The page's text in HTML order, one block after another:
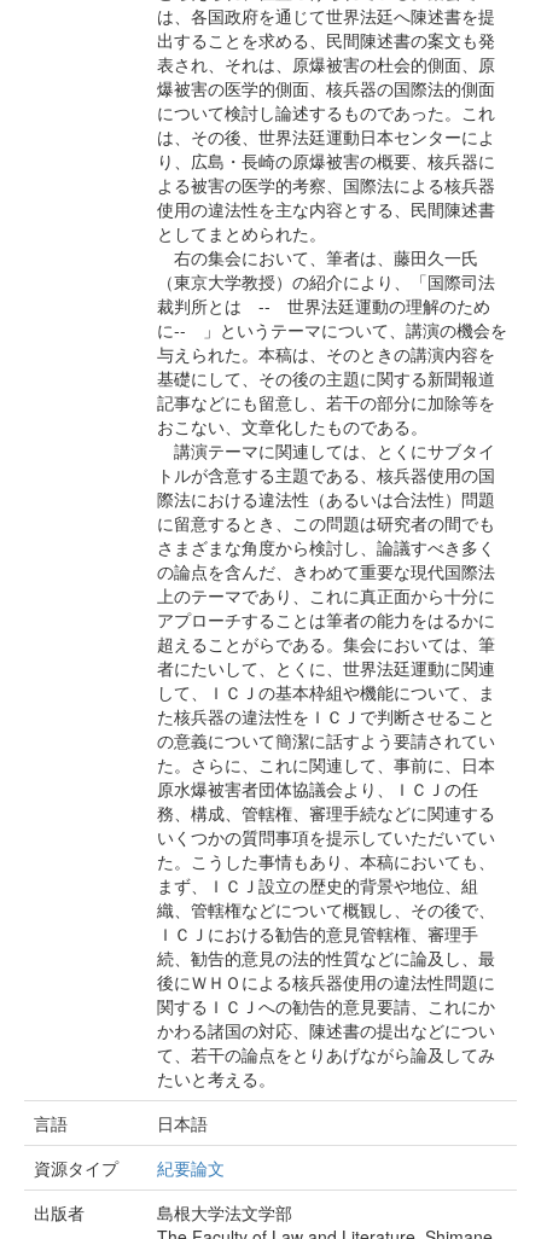
は、各国政府を通じて世界法廷へ陳述書を提
出することを求める、民間陳述書の案文も発
表され、それは、原爆被害の杜会的側面、原
爆被害の医学的側面、核兵器の国際法的側面
について検討し論述するものであった。これ
は、その後、世界法廷運動日本センターによ
り、広島・長崎の原爆被害の概要、核兵器に
よる被害の医学的考察、国際法による核兵器
使用の違法性を主な内容とする、民間陳述書
としてまとめられた。
右の集会において、筆者は、藤田久一氏
（東京大学教授）の紹介により、「国際司法
裁判所とは -- 世界法廷運動の理解のため
に-- 」というテーマについて、講演の機会を
与えられた。本稿は、そのときの講演内容を
基礎にして、その後の主題に関する新聞報道
記事などにも留意し、若干の部分に加除等を
おこない、文章化したものである。
講演テーマに関連しては、とくにサブタイ
トルが含意する主題である、核兵器使用の国
際法における違法性（あるいは合法性）問題
に留意するとき、この問題は研究者の間でも
さまざまな角度から検討し、論議すべき多く
の論点を含んだ、きわめて重要な現代国際法
上のテーマであり、これに真正面から十分に
アプローチすることは筆者の能力をはるかに
超えることがらである。集会においては、筆
者にたいして、とくに、世界法廷運動に関連
して、ＩＣＪの基本枠組や機能について、ま
た核兵器の違法性をＩＣＪで判断させること
の意義について簡潔に話すよう要請されてい
た。さらに、これに関連して、事前に、日本
原水爆被害者団体協議会より、ＩＣＪの任
務、構成、管轄権、審理手続などに関連する
いくつかの質問事項を提示していただいてい
た。こうした事情もあり、本稿においても、
まず、ＩＣＪ設立の歴史的背景や地位、組
織、管轄権などについて概観し、その後で、
ＩＣＪにおける勧告的意見管轄権、審理手
続、勧告的意見の法的性質などに論及し、最
後にＷＨＯによる核兵器使用の違法性問題に
関するＩＣＪへの勧告的意見要請、これにか
かわる諸国の対応、陳述書の提出などについ
て、若干の論点をとりあげながら論及してみ
たいと考える。
言語
日本語
資源タイプ
紀要論文
出版者
島根大学法文学部